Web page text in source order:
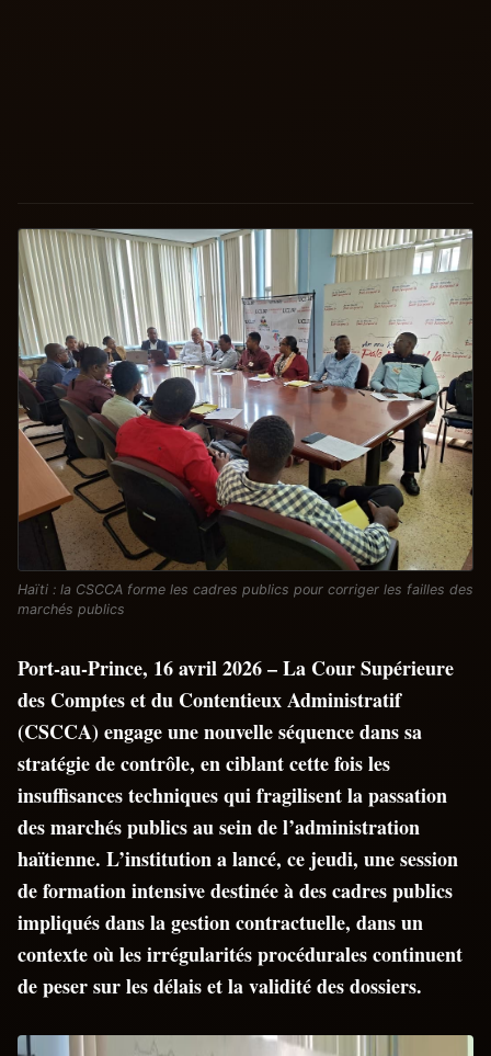
Haïti : la CSCCA forme les cadres publics pour corriger les failles des
marchés publics
Port-au-Prince, 16 avril 2026 – La Cour Supérieure
des Comptes et du Contentieux Administratif
(CSCCA) engage une nouvelle séquence dans sa
stratégie de contrôle, en ciblant cette fois les
insuffisances techniques qui fragilisent la passation
des marchés publics au sein de l’administration
haïtienne. L’institution a lancé, ce jeudi, une session
de formation intensive destinée à des cadres publics
impliqués dans la gestion contractuelle, dans un
contexte où les irrégularités procédurales continuent
de peser sur les délais et la validité des dossiers.